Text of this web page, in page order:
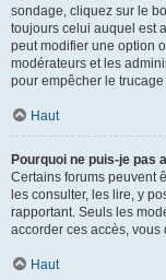
sondage, cliquez sur le
toujours celui auquel est
peut modifier une option
modérateurs et les
pour empêcher le
Haut
Pourquoi ne puis-je pas
Certains forums peuvent
les consulter, les lire, y
rapportant. Seuls les
accorder ces accès, vous
Haut